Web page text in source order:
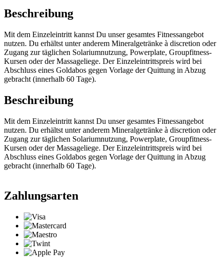
Beschreibung
Mit dem Einzeleintritt kannst Du unser gesamtes Fitnessangebot
nutzen. Du erhältst unter anderem Mineralgetränke à discretion oder
Zugang zur täglichen Solariumnutzung, Powerplate, Groupfitness-
Kursen oder der Massageliege. Der Einzeleintrittspreis wird bei
Abschluss eines Goldabos gegen Vorlage der Quittung in Abzug
gebracht (innerhalb 60 Tage).
Beschreibung
Mit dem Einzeleintritt kannst Du unser gesamtes Fitnessangebot
nutzen. Du erhältst unter anderem Mineralgetränke à discretion oder
Zugang zur täglichen Solariumnutzung, Powerplate, Groupfitness-
Kursen oder der Massageliege. Der Einzeleintrittspreis wird bei
Abschluss eines Goldabos gegen Vorlage der Quittung in Abzug
gebracht (innerhalb 60 Tage).
Zahlungsarten